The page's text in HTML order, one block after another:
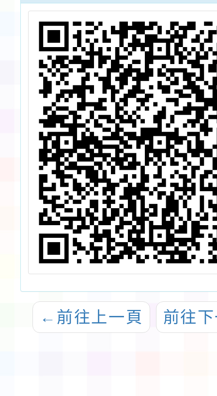
貴校
名參
公(差)
請
← 前往上一頁 前往